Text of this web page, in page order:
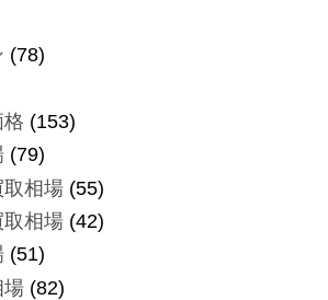
(78)
(153)
(79)
相場(55)
相場(42)
(51)
場(82)